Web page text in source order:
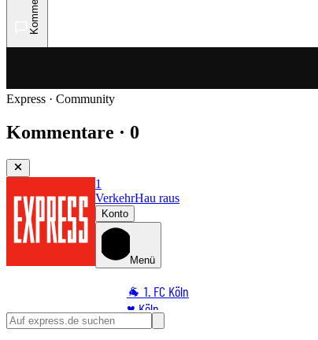
Express · Community
Kommentare · 0
1
VerkehrHau raus
Konto
Menü
🐐 1. FC Köln
♥️ Köln
⭐ Promi